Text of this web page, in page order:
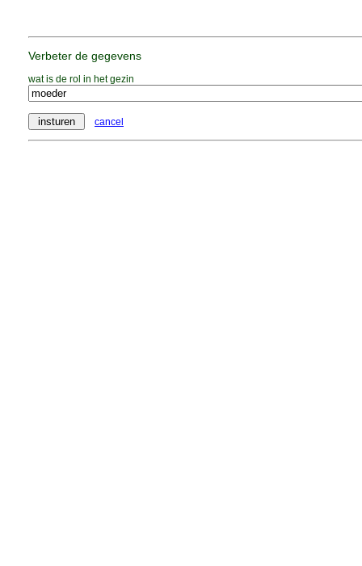
Verbeter de gegevens
wat is de rol in het gezin
cancel